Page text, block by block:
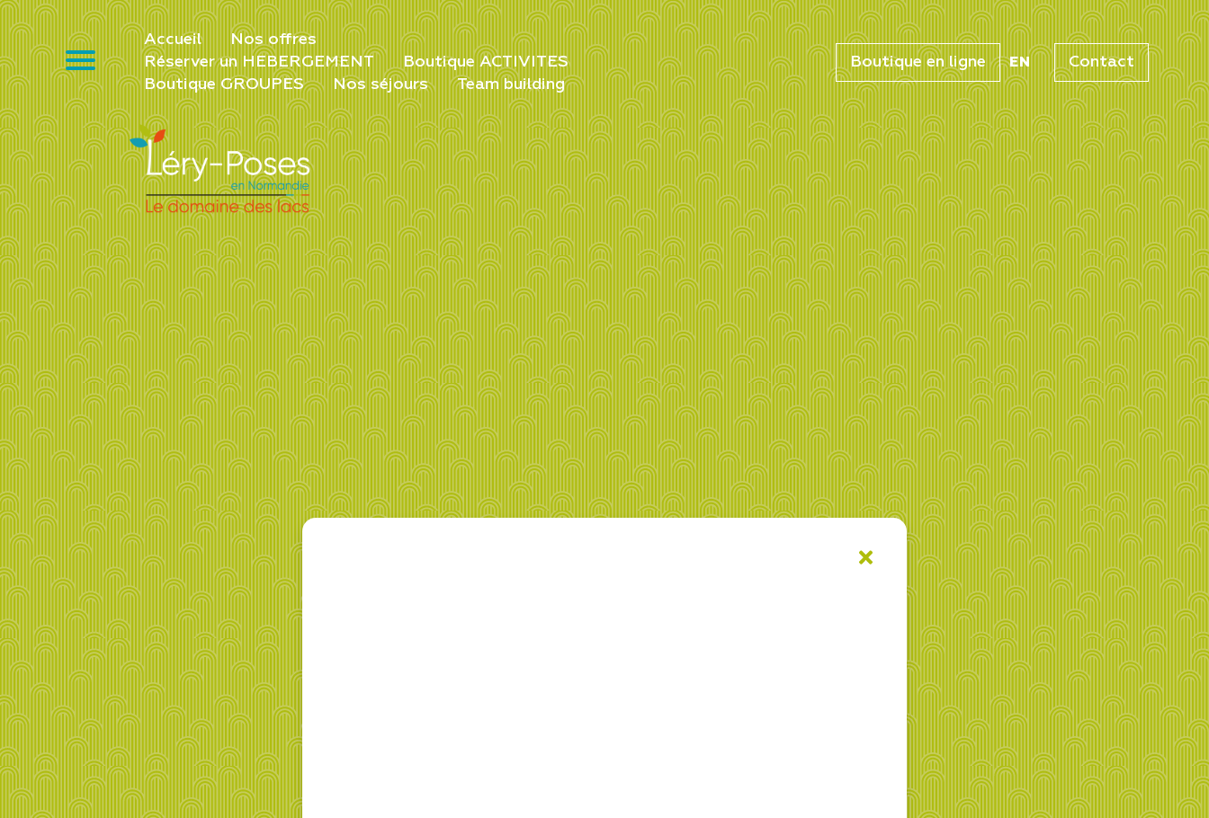
Accueil
Nos offres
Réserver un HEBERGEMENT
Boutique ACTIVITES
Boutique GROUPES
Nos séjours Team building
Boutique en ligne EN Contact